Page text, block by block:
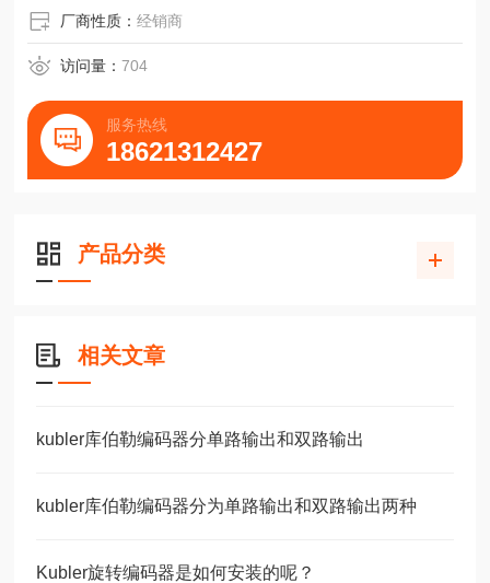
125/
128/144/150/180/200/230/250/256/300/314/350/360/375/4
00/460/480/
厂商性质：经销商
访问量：704
服务热线
18621312427
产品分类
相关文章
kubler库伯勒编码器分单路输出和双路输出
kubler库伯勒编码器分为单路输出和双路输出两种
Kubler旋转编码器是如何安装的呢？